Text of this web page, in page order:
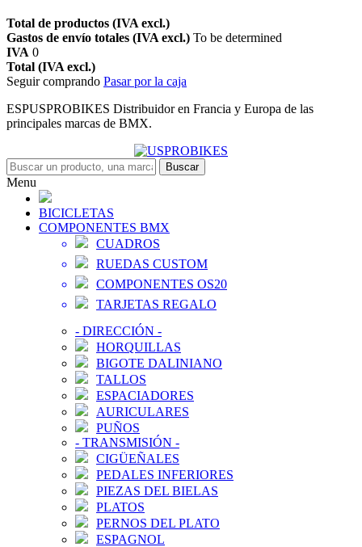
Total de productos (IVA excl.)
Gastos de envío totales (IVA excl.) To be determined
IVA 0
Total (IVA excl.)
Seguir comprando Pasar por la caja
ESPUSPROBIKES Distribuidor en Francia y Europa de las
principales marcas de BMX.
Buscar
Menu
BICICLETAS
COMPONENTES BMX
CUADROS
RUEDAS CUSTOM
COMPONENTES OS20
TARJETAS REGALO
- DIRECCIÓN -
HORQUILLAS
BIGOTE DALINIANO
TALLOS
ESPACIADORES
AURICULARES
PUÑOS
- TRANSMISIÓN -
CIGÜEÑALES
PEDALES INFERIORES
PIEZAS DEL BIELAS
PLATOS
PERNOS DEL PLATO
ESPAGNOL